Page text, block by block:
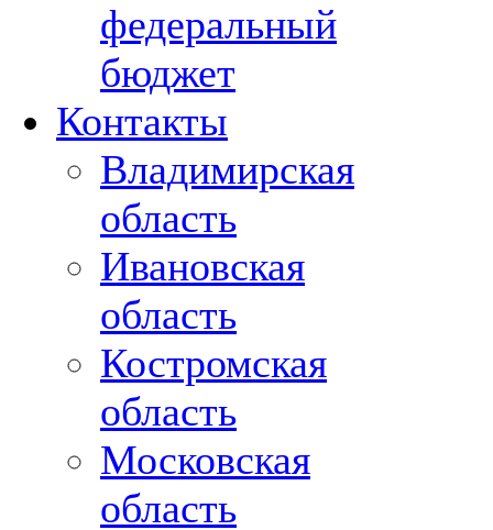
федеральный
бюджет
Контакты
Владимирская
область
Ивановская
область
Костромская
область
Московская
область